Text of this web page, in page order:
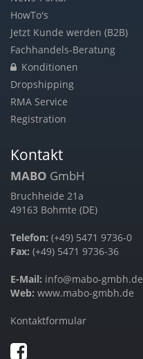
HowTo's
Jetzt Kunde werden (B2B)
Fachhandels-Beratung
Konditionen
Dropshipping
RMA Service
Registration
Kontakt
MABO GmbH
Bruchheide 21a
49163 Bohmte (DE)
Telefon: (+49) 5471 9736-0
Fax: (+49) 5471 9736-36
E-Mail: info@mabo-gmbh.de
Web: www.mabo-gmbh.de
Kontaktformular